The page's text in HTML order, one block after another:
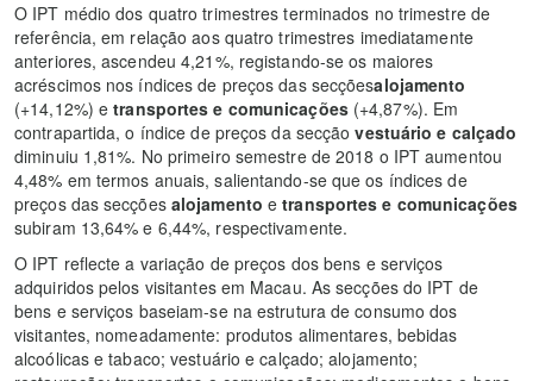
O IPT médio dos quatro trimestres terminados no trimestre de
referência, em relação aos quatro trimestres imediatamente
anteriores, ascendeu 4,21%, registando-se os maiores
acréscimos nos índices de preços das secçõesalojamento
(+14,12%) etransportes e comunicações (+4,87%). Em
contrapartida, o índice de preços da secçãovestuário e calçado
diminuiu 1,81%. No primeiro semestre de 2018 o IPT aumentou
4,48% em termos anuais, salientando-se que os índices de
preços das secções alojamentoetransportes e comunicações
subiram 13,64% e 6,44%, respectivamente.
O IPT reflecte a variação de preços dos bens e serviços
adquiridos pelos visitantes em Macau. As secções do IPT de
bens e serviços baseiam-se na estrutura de consumo dos
visitantes, nomeadamente: produtos alimentares, bebidas
alcoólicas e tabaco; vestuário e calçado; alojamento;